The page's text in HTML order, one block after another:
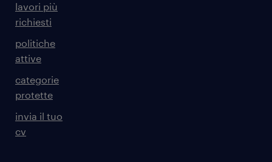
lavori più
richiesti
politiche
attive
categorie
protette
invia il tuo
cv